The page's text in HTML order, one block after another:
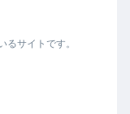
サイトです。